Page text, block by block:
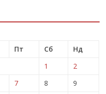
Пт Сб
Нд
1
2
7 8
9